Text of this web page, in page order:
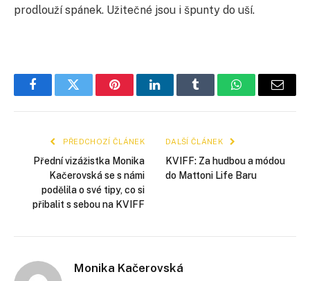
prodlouží spánek. Užitečné jsou i špunty do uší.
FacebookTwitter PinterestLinkedInTumblr WhatsApp
E-
PŘEDCHOZÍ ČLÁNEK
Přední vizážistka Monika
Kačerovská se s námi
podělila o své tipy, co si
přibalit s sebou na KVIFF
DALŠÍ ČLÁNEK
KVIFF: Za hudbou a módou
do Mattoni Life Baru
Monika Kačerovská